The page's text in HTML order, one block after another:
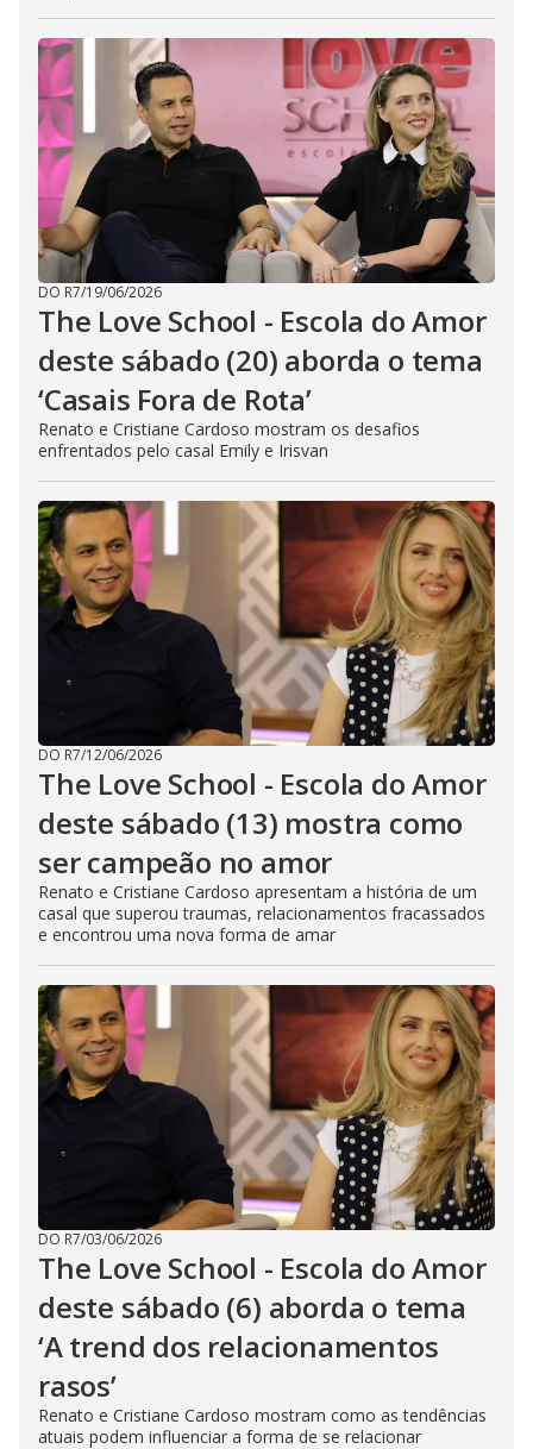
DO R7/19/06/2026
The Love School - Escola do Amor
deste sábado (20) aborda o tema
‘Casais Fora de Rota’
Renato e Cristiane Cardoso mostram os desafios
enfrentados pelo casal Emily e Irisvan
DO R7/12/06/2026
The Love School - Escola do Amor
deste sábado (13) mostra como
ser campeão no amor
Renato e Cristiane Cardoso apresentam a história de um
casal que superou traumas, relacionamentos fracassados
e encontrou uma nova forma de amar
DO R7/03/06/2026
The Love School - Escola do Amor
deste sábado (6) aborda o tema
‘A trend dos relacionamentos
rasos’
Renato e Cristiane Cardoso mostram como as tendências
atuais podem influenciar a forma de se relacionar